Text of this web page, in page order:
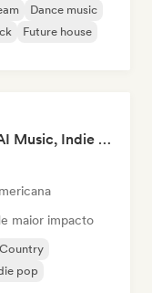
Dance music
Future house
Pop Machine Mode 🤖 AI Music, Indie Pop & Dream Pop
maior impacto
Country
pop